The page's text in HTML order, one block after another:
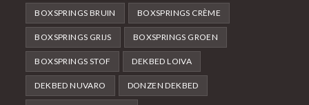
BOXSPRINGS BRUIN BOXSPRINGS CRÈME
BOXSPRINGS GRIJS BOXSPRINGS GROEN
BOXSPRINGS STOF DEKBED LOIVA
DEKBED NUVARO DONZEN DEKBED